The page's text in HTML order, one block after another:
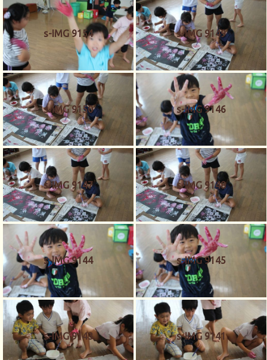
s-IMG 9154 s-IMG 9149
s-IMG 9150 s-IMG 9146
s-IMG 9147 s-IMG 9148
s-IMG 9144 s-IMG 9145
s-IMG 9143 s-IMG 9141